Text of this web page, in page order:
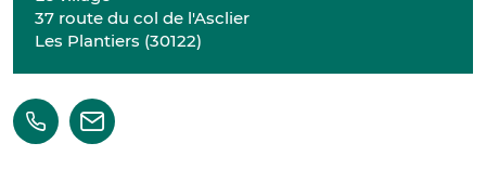
37 route du col de l'Asclier
Les Plantiers (30122)